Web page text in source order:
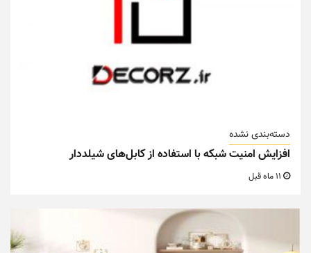
دسته‌بندی نشده
افزایش امنیت شبکه با استفاده از کابل‌های شیلددار